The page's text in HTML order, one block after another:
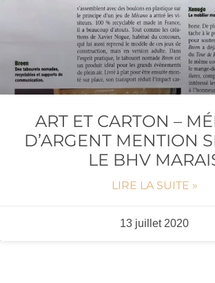
ART ET CARTON –
D’ARGENT MENTION
LE BHV
LIRE LA SUITE »
13 juillet 2020